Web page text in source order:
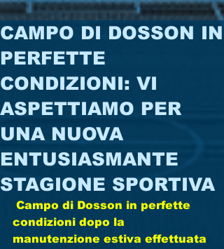
CAMPO DI DOSSON IN
PERFETTE
CONDIZIONI: VI
ASPETTIAMO PER
UNA NUOVA
ENTUSIASMANTE
STAGIONE SPORTIVA
condizioni dopo la
manutenzione estiva effettuata